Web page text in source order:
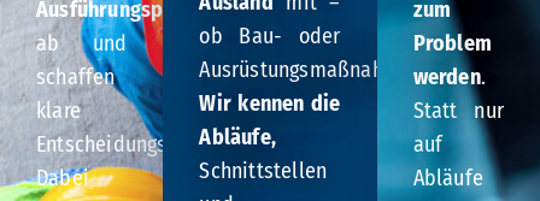
Ausführungsprozesse
ab und
schaffen
klare
Entscheidungsstrukturen.
Dabei
ob Bau- oder
Ausrüstungsmaßnahme.
Wir kennen die
Abläufe,
Schnittstellen
zum
Problem
werden.
Statt nur
auf
Abläufe